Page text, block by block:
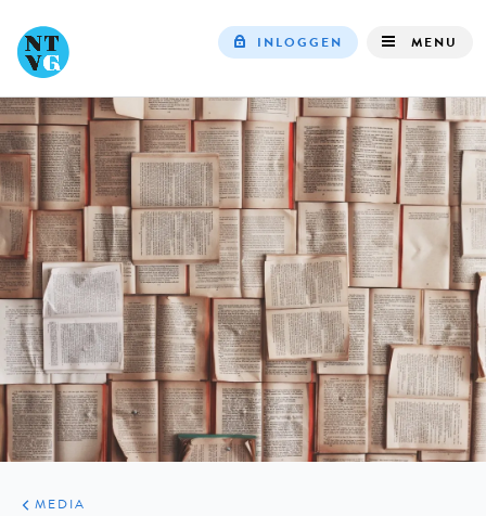
navigation
INLOGGEN MENU
ARTIKELEN
VARIA
MEDIA